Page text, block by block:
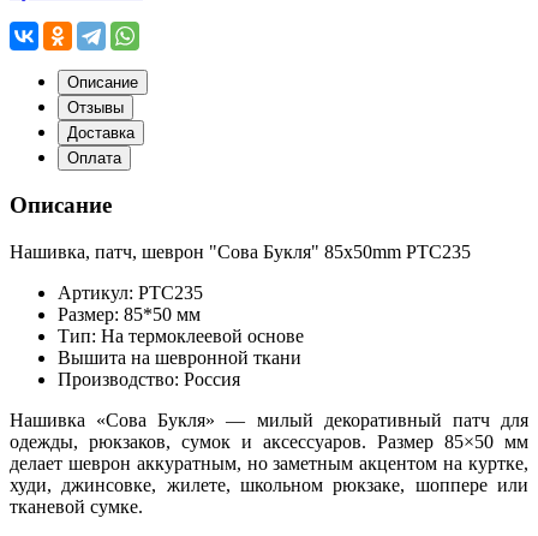
Описание
Отзывы
Доставка
Оплата
Описание
Нашивка, патч, шеврон "Сова Букля" 85x50mm PTC235
Артикул: PTC235
Размер: 85*50 мм
Тип: На термоклеевой основе
Вышита на шевронной ткани
Производство: Россия
Нашивка «Сова Букля» — милый декоративный патч для
одежды, рюкзаков, сумок и аксессуаров. Размер 85×50 мм
делает шеврон аккуратным, но заметным акцентом на куртке,
худи, джинсовке, жилете, школьном рюкзаке, шоппере или
тканевой сумке.